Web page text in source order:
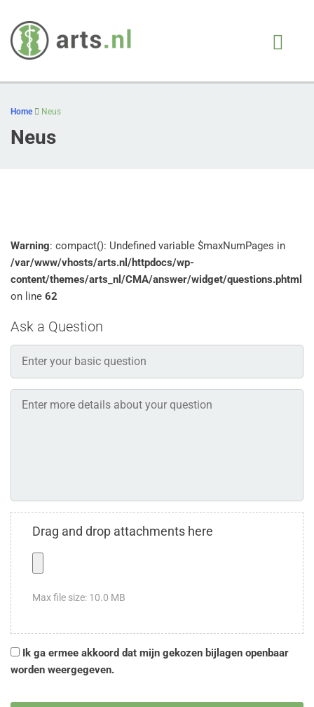
behandeling, op juiste
moment
Home Neus
Neus
Warning: compact(): Undefined variable $maxNumPages in
/var/www/vhosts/arts.nl/httpdocs/wp-
content/themes/arts_nl/CMA/answer/widget/questions.phtml
on line 62
Ask a Question
Drag and drop attachments here
Max file size: 10.0 MB
Ik ga ermee akkoord dat mijn gekozen bijlagen openbaar
worden weergegeven.